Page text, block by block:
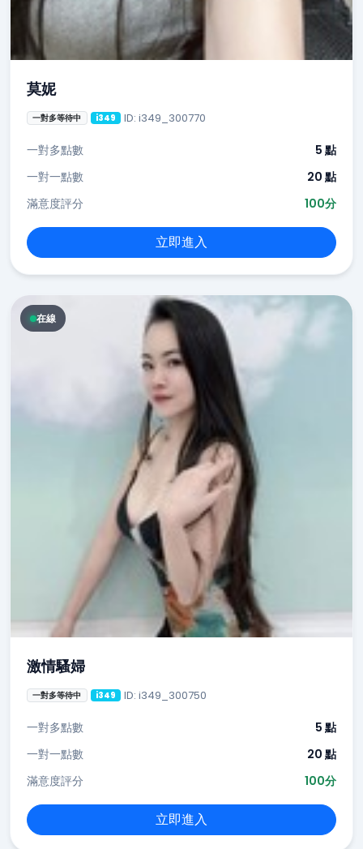
莫妮
一對多等待中 i349 ID: i349_300770
一對多點數
5 點
一對一點數
20 點
滿意度評分
100分
立即進入
在線
激情騷婦
一對多等待中 i349 ID: i349_300750
一對多點數
5 點
一對一點數
20 點
滿意度評分
100分
立即進入